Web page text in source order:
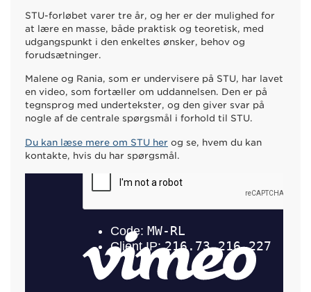
STU-forløbet varer tre år, og her er der mulighed for
at lære en masse, både praktisk og teoretisk, med
udgangspunkt i den enkeltes ønsker, behov og
forudsætninger.
Malene og Rania, som er undervisere på STU, har lavet
en video, som fortæller om uddannelsen. Den er på
tegnsprog med undertekster, og den giver svar på
nogle af de centrale spørgsmål i forhold til STU.
Du kan læse mere om STU herog se, hvem du kan
kontakte, hvis du har spørgsmål.